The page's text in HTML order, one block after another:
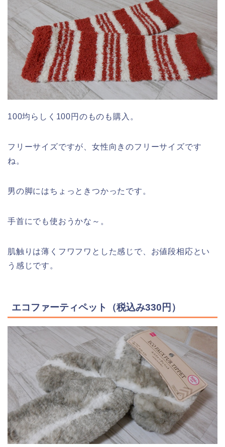
100均らしく100円のものも購入。
フリーサイズですが、女性向きのフリーサイズです
ね。
男の脚にはちょっときつかったです。
手首にでも使おうかな～。
肌触りは薄くフワフワとした感じで、お値段相応とい
う感じです。
エコファーティペット（税込み330円）